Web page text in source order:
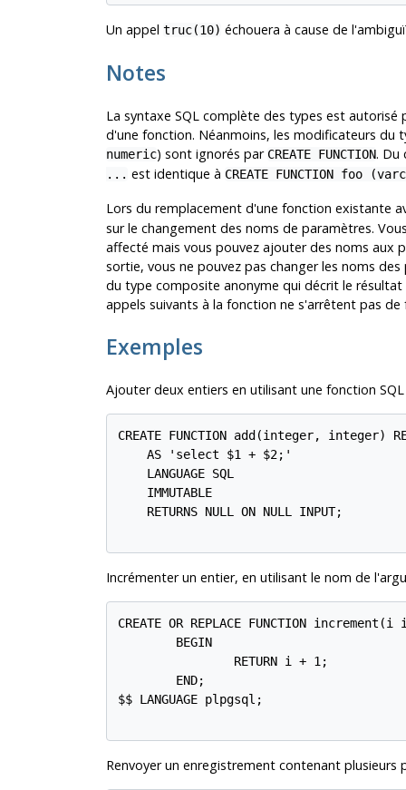
Un appel truc(10) échouera à cause de
Notes
La syntaxe SQLcomplète des types est autorisé
d'une fonction. Néanmoins, les modificateurs du
numeric) sont ignorés par CREATE FUNCTION. Du
... est identique à CREATE FUNCTION foo
Lors du remplacement d'une fonction existante
sur le changement des noms de paramètres.
affecté mais vous pouvez ajouter des noms aux
sortie, vous ne pouvez pas changer les noms
du type composite anonyme qui décrit le
appels suivants à la fonction ne s'arrêtent pas
Exemples
Ajouter deux entiers en utilisant une fonction SQL
CREATE FUNCTION add(integer, integer)
    AS 'select $1 + $2;'
    LANGUAGE SQL
    IMMUTABLE
    RETURNS NULL ON NULL INPUT;
Incrémenter un entier, en utilisant le nom de
CREATE OR REPLACE FUNCTION
        BEGIN
                RETURN i + 1;
        END;
$$ LANGUAGE plpgsql;
Renvoyer un enregistrement contenant plusieurs